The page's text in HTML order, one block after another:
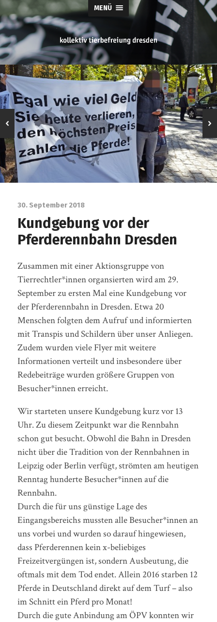
MENÜ
tierbefreiung
dresden
30. September 2018
Kundgebung vor der
Pferderennbahn Dresden
Zusammen mit einer Aktionsgruppe von
Tierrechtler*innen organsierten wird am 29.
September zu ersten Mal eine Kundgebung vor
der Pferderennbahn in Dresden. Etwa 20
Menschen folgten dem Aufruf und informierten
mit Transpis und Schildern über unser Anliegen.
Zudem wurden viele Flyer mit weitere
Informationen verteilt und insbesondere über
Redebeiträge wurden größere Gruppen von
Besucher*innen erreicht.
Wir starteten unsere Kundgebung kurz vor 13
Uhr. Zu diesem Zeitpunkt war die Rennbahn
schon gut besucht. Obwohl die Bahn in Dresden
nicht über die Tradition von der Rennbahnen in
Leipzig oder Berlin verfügt, strömten am heutigen
Renntag hunderte Besucher*innen auf die
Rennbahn.
Durch die für uns günstige Lage des
Eingangsbereichs mussten alle Besucher*innen an
uns vorbei und wurden so darauf hingewiesen,
dass Pferderennen kein x-beliebiges
Freizeitvergüngen ist, sondern Ausbeutung, die
oftmals mit dem Tod endet. Allein 2016 starben 12
Pferde in Deutschland direkt auf dem Turf – also
im Schnitt ein Pferd pro Monat!
Durch die gute Anbindung am ÖPV konnten wir